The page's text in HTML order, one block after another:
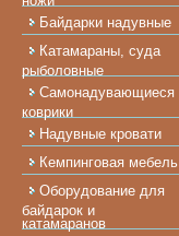
Байдарки надувные
Катамараны, суда
рыболовные
Самонадувающиеся
коврики
Надувные кровати
Кемпинговая мебель
Оборудование для
байдарок и
катамаранов